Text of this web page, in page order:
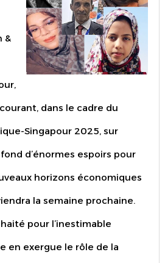
&
dans le cadre du
Singapour 2025, sur
d’énormes espoirs pour
horizons économiques
la semaine prochaine.
pour l’inestimable
en exergue le rôle de la